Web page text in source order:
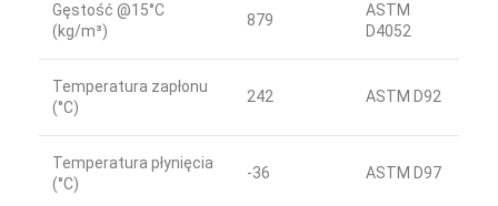
Gęstość @15°C
(kg/m³)
879
ASTM
D4052
Temperatura zapłonu
(°C)
242 ASTM D92
Temperatura płynięcia
(°C)
-36 ASTM D97